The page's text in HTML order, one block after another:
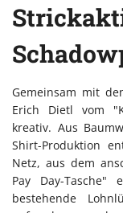
Gemeinsam mit
Erich Dietl vom
kreativ. Aus
Shirt-Produktion
Netz, aus dem
Pay Day-
bestehende